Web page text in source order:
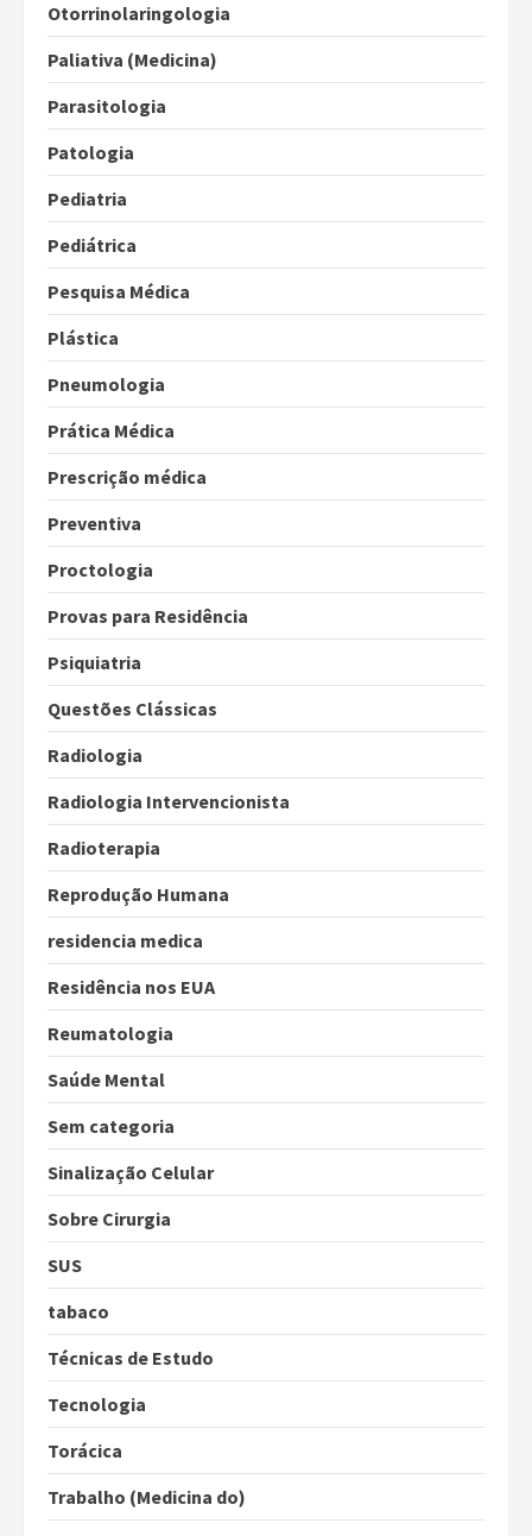
Otorrinolaringologia
Paliativa (Medicina)
Parasitologia
Patologia
Pediatria
Pediátrica
Pesquisa Médica
Plástica
Pneumologia
Prática Médica
Prescrição médica
Preventiva
Proctologia
Provas para Residência
Psiquiatria
Questões Clássicas
Radiologia
Radiologia Intervencionista
Radioterapia
Reprodução Humana
residencia medica
Residência nos EUA
Reumatologia
Saúde Mental
Sem categoria
Sinalização Celular
Sobre Cirurgia
SUS
tabaco
Técnicas de Estudo
Tecnologia
Torácica
Trabalho (Medicina do)